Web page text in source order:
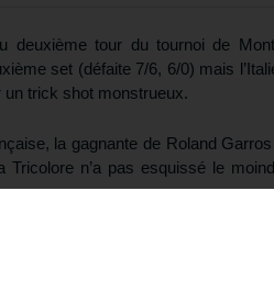
deuxième tour du tournoi de
set (défaite 7/6, 6/0) mais
un trick shot monstrueux.
la gagnante de Roland
Tricolore n’a pas esquissé le